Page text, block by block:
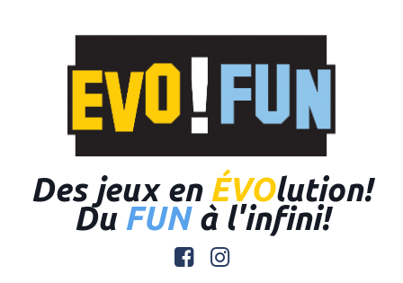
Des jeux en ÉVOlution!
Du FUNà l'infini!
 